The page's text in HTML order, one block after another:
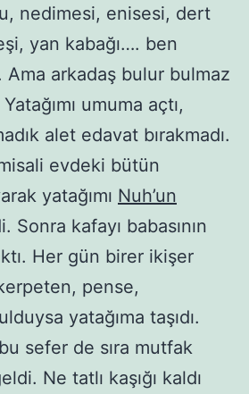
nedimesi, enisesi, dert
yan kabağı…. ben
arkadaş bulur bulmaz
umuma açtı,
alet edavat bırakmadı.
evdeki bütün
yatağımı Nuh’un
Sonra kafayı babasının
Her gün birer ikişer
pense,
yatağıma taşıdı.
bu sefer de sıra mutfak
Ne tatlı kaşığı kaldı